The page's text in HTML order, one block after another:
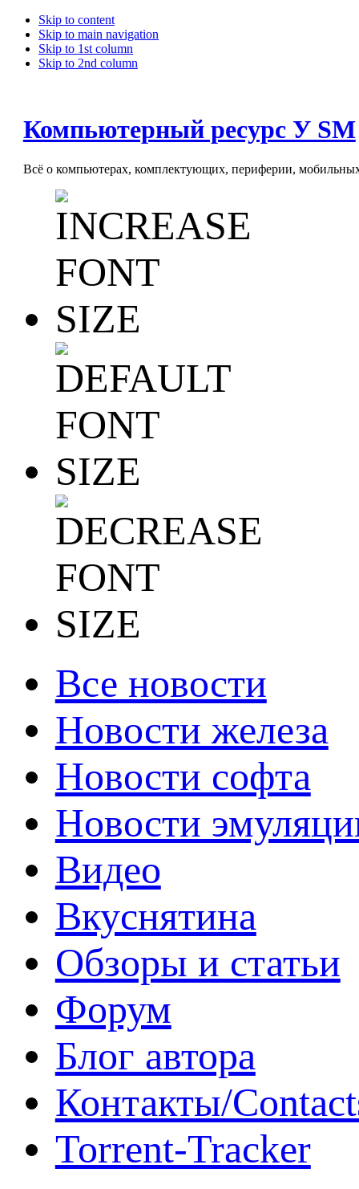
Skip to content
Skip to main navigation
Skip to 1st column
Skip to 2nd column
Компьютерный ресурс У SM
Всё о компьютерах, комплектующих, периферии, мобильных
Все новости
Новости железа
Новости софта
Новости
Видео
Вкуснятина
Обзоры и статьи
Форум
Блог автора
Контакты/
Torrent-Tracker